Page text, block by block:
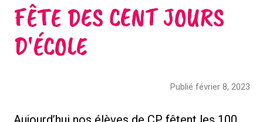
FÊTE DES CENT JOURS
D'ÉCOLE
Publié février 8, 2023